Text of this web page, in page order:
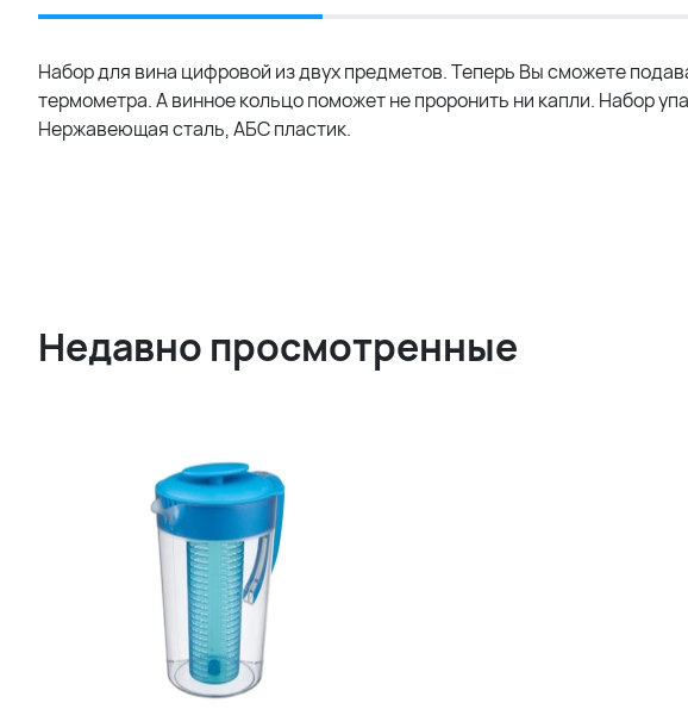
Набор для вина цифровой из двух предметов. Теперь Вы сможете
термометра. А винное кольцо поможет не проронить ни капли. Набор
Нержавеющая сталь, АБС пластик.
Недавно просмотренные